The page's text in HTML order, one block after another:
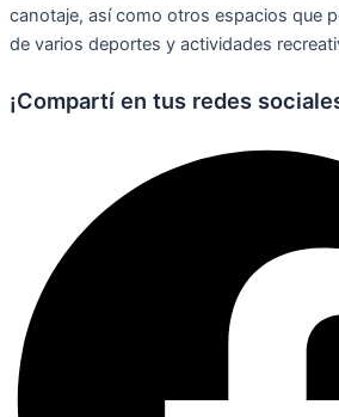
canotaje, así como otros espacios que
de varios deportes y actividades
¡Compartí en tus redes